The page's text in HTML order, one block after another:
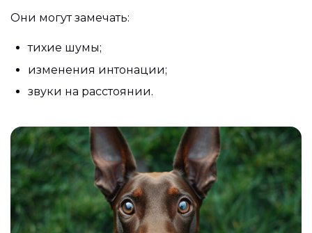
Они могут замечать:
тихие шумы;
изменения интонации;
звуки на расстоянии.